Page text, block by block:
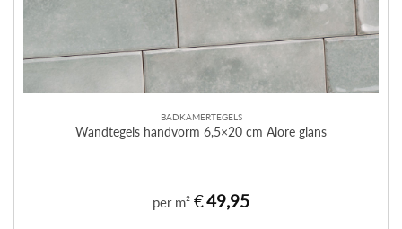
BADKAMERTEGELS
Wandtegels handvorm 6,5×20 cm Alore glans
per m² €49,95